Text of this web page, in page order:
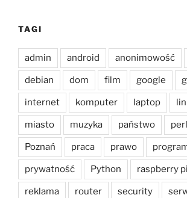
TAGI
admin android anonimowość
debian dom film google
internet komputer laptop
miasto muzyka państwo perl
Poznań praca prawo
prywatność Python raspberry pi
reklama router security